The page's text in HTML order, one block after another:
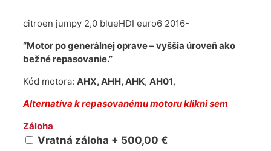
citroen jumpy 2,0 blueHDI euro6 2016-
“Motor po generálnej oprave – vyššia úroveň ako
bežné repasovanie.”
Kód motora: AHX, AHH, AHK, AH01,
Alternatíva k repasovanému motoru klikni sem
Záloha
Vratná záloha + 500,00 €